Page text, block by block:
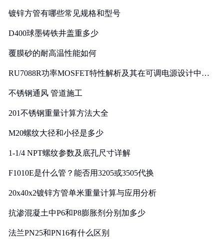
镀锌方管有哪些常见规格和型号
D400球墨铸铁井盖重多少
覆膜砂的耐高温性能如何
RU7088R功率MOSFET特性解析及其在可调电源设计中的
不锈钢通风 管道施工
201不锈钢重量计算方法大全
M20螺纹大径和小径是多少
1-1/4 NPT螺纹参数及底孔尺寸详解
F1010E是什么管？能否用3205或3505代换
20x40x2镀锌方管单米重量计算与应用分析
抗渗混凝土中P6和P8膨胀剂分别加多少
法兰PN25和PN16有什么区别